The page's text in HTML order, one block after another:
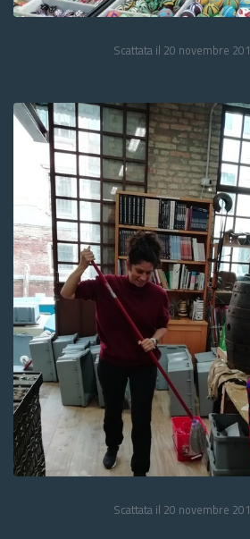
Scattata il 20 novembre
Scattata il 20 novembre